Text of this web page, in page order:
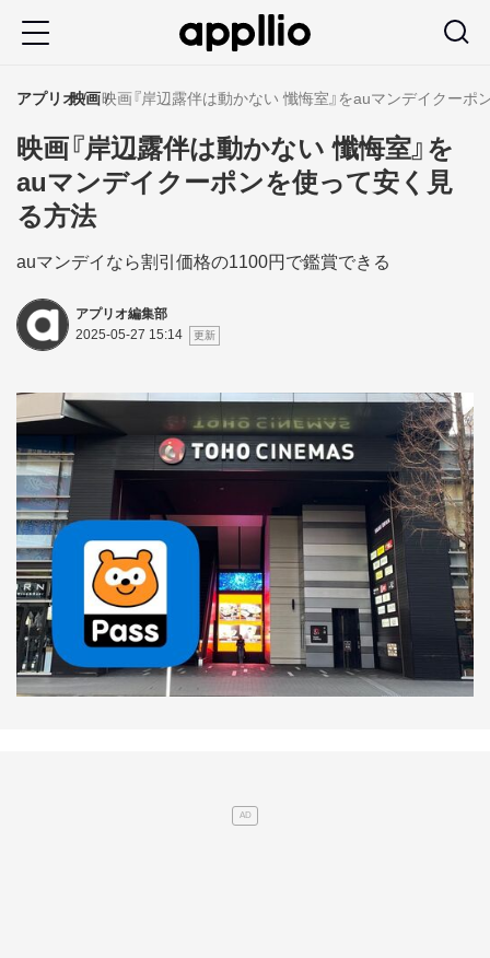
テ
ツ
移
アプリオ映画映画『岸辺露伴は動かない 懺悔室』をauマンデイクー
映画『岸辺露伴は動かない 懺悔室』を
auマンデイクーポンを使って安く見
る方法
auマンデイなら割引価格の1100円で鑑賞できる
アプリオ編集部
2025-05-27 15:14